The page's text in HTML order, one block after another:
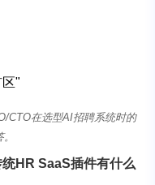
"
CTO在选型AI招聘系统时的
统HR SaaS插件有什么